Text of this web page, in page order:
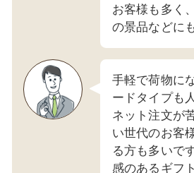
お客様も多く
の景品などに
手軽で荷物に
ードタイプも
ネット注文が
い世代のお客
る方も多いで
感のあるギフ